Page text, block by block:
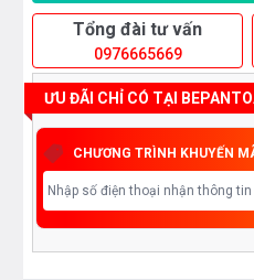
Tổng đài tư vấn
0976665669
ƯU ĐÃI CHỈ CÓ TẠI
CHƯƠNG TRÌNH KHUYẾN